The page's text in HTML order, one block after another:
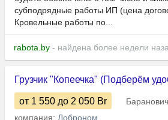
субподрядные работы ИП (цена
Кровельные работы по...
rabota.by - найдена более недели
Грузчик "Копеечка" (Подберём
от 1 550 до 2 050 Br
компания: Доброном